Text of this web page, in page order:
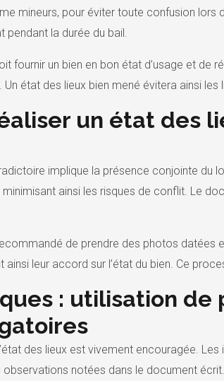
mineurs, pour éviter toute confusion
pendant la durée du bail.
fournir un bien en bon état d’usage et
état des lieux bien mené évitera ainsi
un état des
implique la présence conjointe
ainsi les risques de conflit. Le
de prendre des photos datées
leur accord sur l’état du bien. Ce
: utilisation de
des lieux est vivement encouragée.
notées dans le document